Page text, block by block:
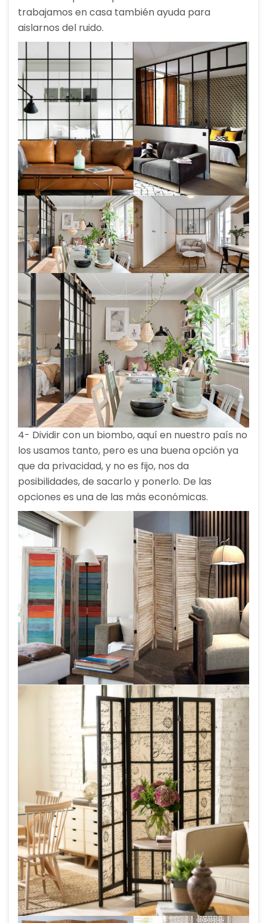
trabajamos en casa también ayuda para
aislarnos del ruido.
4- Dividir con un biombo, aquí en nuestro país no
los usamos tanto, pero es una buena opción ya
que da privacidad, y no es fijo, nos da
posibilidades, de sacarlo y ponerlo. De las
opciones es una de las más económicas.